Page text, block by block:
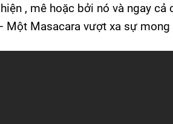
, mê hoặc bởi nó và ngay
Một Masacara vượt xa sự